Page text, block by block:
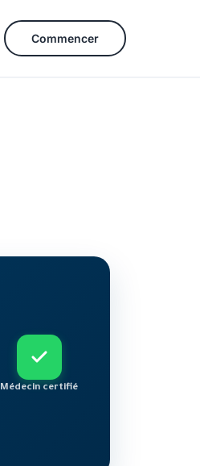
Commencer
Médecin certifié